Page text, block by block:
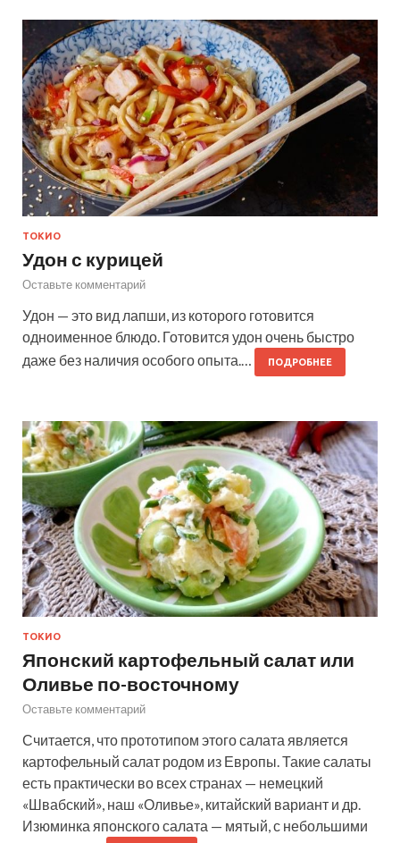
ТОКИО
Удон с курицей
Оставьте комментарий
Удон — это вид лапши, из которого готовится
одноименное блюдо. Готовится удон очень быстро
даже без наличия особого опыта.…
ПОДРОБНЕЕ
ТОКИО
Японский картофельный салат или
Оливье по-восточному
Оставьте комментарий
Считается, что прототипом этого салата является
картофельный салат родом из Европы. Такие салаты
есть практически во всех странах — немецкий
«Швабский», наш «Оливье», китайский вариант и др.
Изюминка японского салата — мятый, с небольшими